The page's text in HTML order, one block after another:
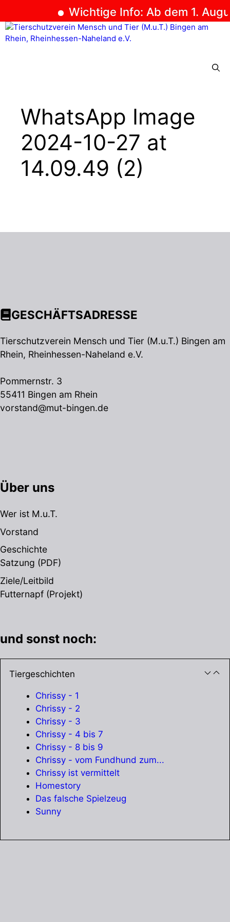
Wichtige Info: Ab dem 1.
Zum
Inhalt
WhatsApp Image
2024-10-27 at
14.09.49 (2)
GESCHÄFTSADRESSE
Tierschutzverein Mensch und Tier (M.u.T.) Bingen am
Rhein, Rheinhessen-Naheland e.V.
Pommernstr. 3
55411 Bingen am Rhein
vorstand@mut-bingen.de
Über uns
Wer ist M.u.T.
Vorstand
Geschichte
Satzung (PDF)
Ziele/Leitbild
Futternapf (Projekt)
und sonst noch:
Tiergeschichten
Chrissy - 1
Chrissy - 2
Chrissy - 3
Chrissy - 4 bis 7
Chrissy - 8 bis 9
Chrissy - vom Fundhund zum...
Chrissy ist vermittelt
Homestory
Das falsche Spielzeug
Sunny